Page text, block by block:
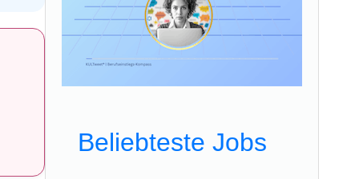
Beliebteste Jobs